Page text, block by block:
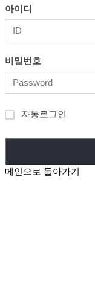
아이디
비밀번호
자동로그인
메인으로 돌아가기